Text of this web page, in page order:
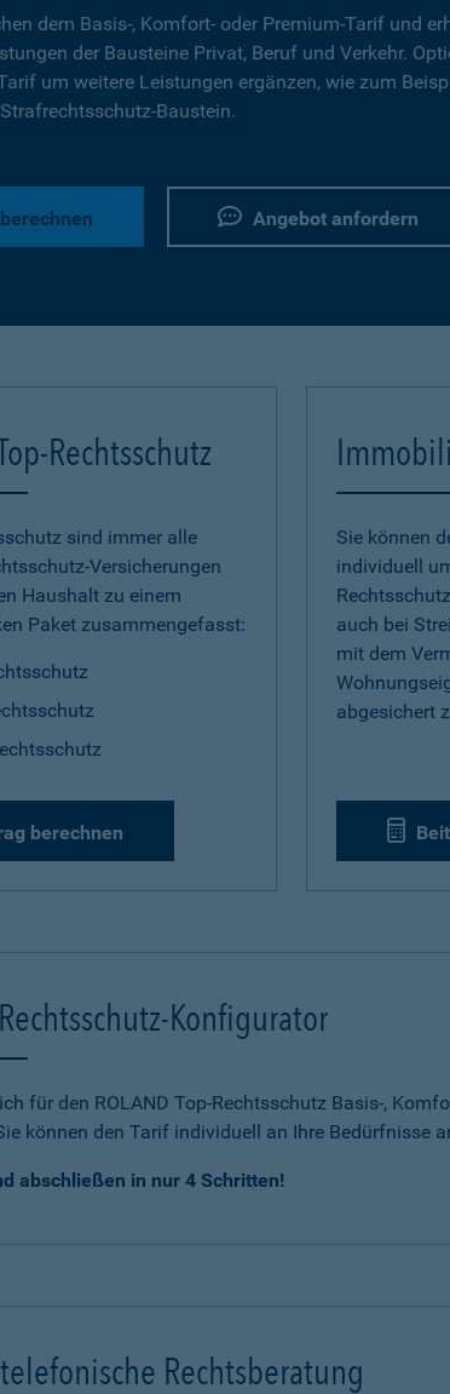
dem Basis-, Komfort- oder Premium-Tarif und
der Bausteine Privat, Beruf und Verkehr.
um weitere Leistungen ergänzen, wie zum
Baustein.
Angebot anfordern
Rechtsschutz
sind immer alle
Versicherungen
Haushalt zu einem
Paket zusammengefasst:
berechnen
Sie können
individuell
auch bei
mit dem
abgesichert
Konfigurator
für den ROLAND Top-Rechtsschutz Basis-,
können den Tarif individuell an Ihre Bedürfnisse
abschließen in nur 4 Schritten!
Rechtsberatung